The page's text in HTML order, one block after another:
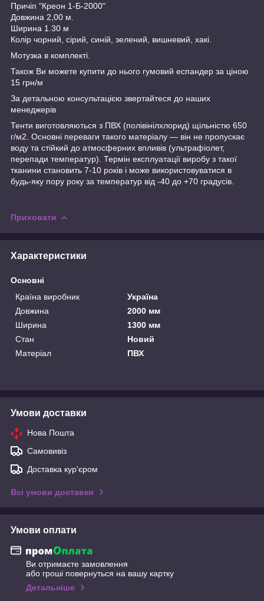
Причіп "Креон 1-Б-2000"
Довжина 2,00 м.
Ширина 1.30 м
Колір чорний, сірий, синій, зелений, вишневий, хакі.
Мотузка в комплекті.
Також Ви можете купити до нього гумовий еспандер за ціною
15 грн/м
За детальною консультацією звертайтеся до наших
менеджерів
Тенти виготовляються з ПВХ (полівінілхлорид) щільністю 650
г/м2 . Основні переваги такого матеріалу — він не пропускає
воду та стійкий до атмосферних впливів (ультрафіолет,
перепади температур). Термін експлуатації виробу з такої
тканини становить 7-10 років і може використовуватися в
будь-яку пору року за температур від -40 до +70 градусів.
Приховати
Характеристики
Основні
Країна виробник
Україна
Довжина
2000 мм
Ширина
1300 мм
Стан
Новий
Матеріал
ПВХ
Умови доставки
Нова Пошта
Самовивіз
Доставка кур'єром
Всі умови доставки
Умови оплати
Ви отримаєте замовлення
або гроші повернуться на вашу картку
Детальніше